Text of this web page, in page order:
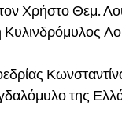
Χρήστο Θεμ.
της